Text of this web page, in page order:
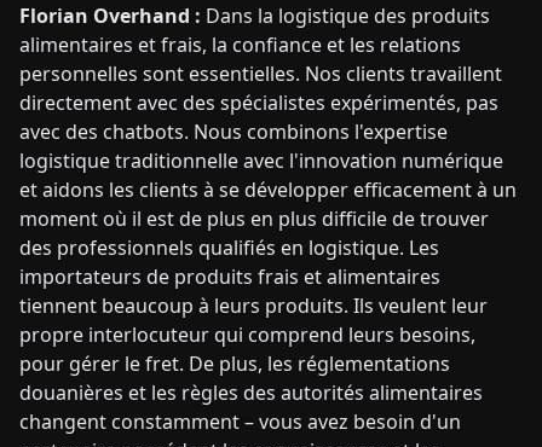
Florian Overhand : Dans la logistique des produits
alimentaires et frais, la confiance et les relations
personnelles sont essentielles. Nos clients travaillent
directement avec des spécialistes expérimentés, pas
avec des chatbots. Nous combinons l'expertise
logistique traditionnelle avec l'innovation numérique
et aidons les clients à se développer efficacement à un
moment où il est de plus en plus difficile de trouver
des professionnels qualifiés en logistique. Les
importateurs de produits frais et alimentaires
tiennent beaucoup à leurs produits. Ils veulent leur
propre interlocuteur qui comprend leurs besoins,
pour gérer le fret. De plus, les réglementations
douanières et les règles des autorités alimentaires
changent constamment – vous avez besoin d'un